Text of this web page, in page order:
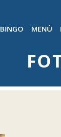
BINGO MENÙ